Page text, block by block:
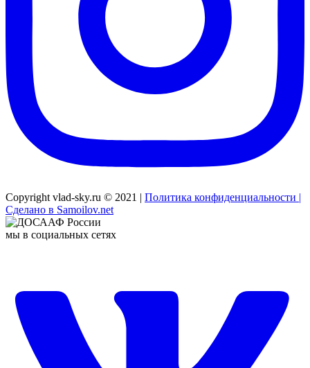
Copyright vlad-sky.ru © 2021 | Политика конфиденциальности |
Сделано в Samoilov.net
мы в социальных сетях